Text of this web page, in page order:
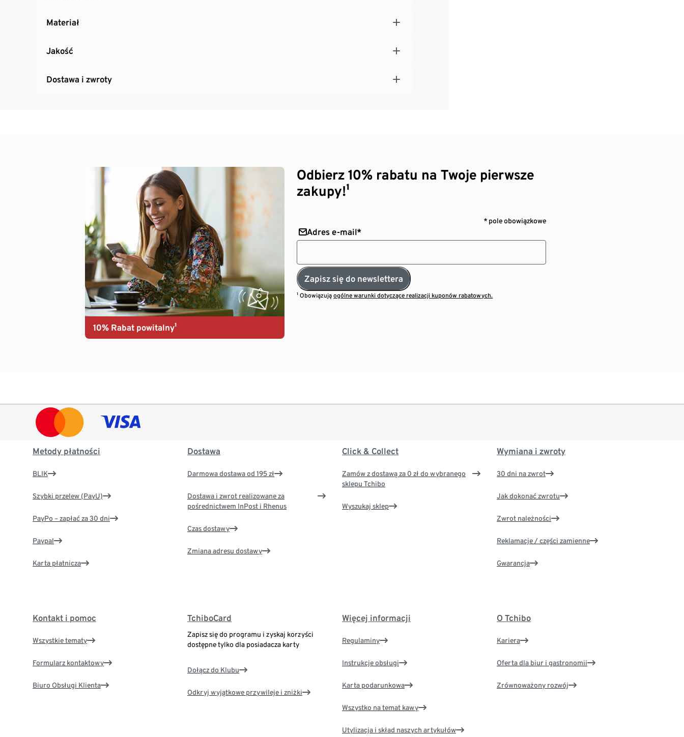
Materiał
Jakość
Dostawa i zwroty
10% Rabat powitalny¹
Odbierz 10% rabatu na Twoje pierwsze
zakupy!¹
* pole obowiązkowe
Adres e-mail*
Zapisz się do newslettera
¹ Obowiązująogólne warunki dotyczące realizacji kuponów rabatowych.
Metody płatności
BLIK
Szybki przelew (PayU)
PayPo – zapłać za 30 dni
Paypal
Karta płatnicza
Dostawa
Darmowa dostawa od 195 zł
Dostawa i zwrot realizowane za
pośrednictwem InPost i Rhenus
Czas dostawy
Zmiana adresu dostawy
Click & Collect
Zamów z dostawą za 0 zł do wybranego
sklepu Tchibo
Wyszukaj sklep
Wymiana i zwroty
30 dni na zwrot
Jak dokonać zwrotu
Zwrot należności
Reklamacje / części zamienne
Gwarancja
Kontakt i pomoc
Wszystkie tematy
Formularz kontaktowy
Biuro Obsługi Klienta
TchiboCard
Zapisz się do programu i zyskaj korzyści
dostępne tylko dla posiadacza karty
Dołącz do Klubu
Odkryj wyjątkowe przywileje i zniżki
Więcej informacji
Regulaminy
Instrukcje obsługi
Karta podarunkowa
Wszystko na temat kawy
Utylizacja i skład naszych artykułów
O Tchibo
Kariera
Oferta dla biur i gastronomii
Zrównoważony rozwój